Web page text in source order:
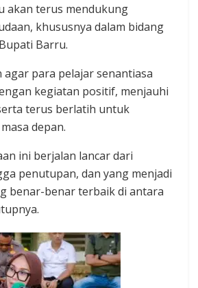
akan terus mendukung
khususnya dalam bidang
Barru.
agar para pelajar senantiasa
kegiatan positif, menjauhi
terus berlatih untuk
depan.
ini berjalan lancar dari
penutupan, dan yang menjadi
benar-benar terbaik di antara